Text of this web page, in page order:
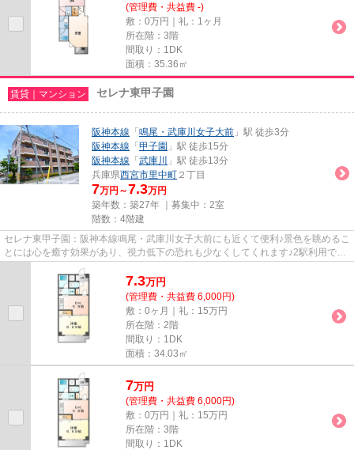
(管理費・共益費 -)
敷：0万円｜礼：1ヶ月
所在階：3階
間取り：1DK
面積：35.36㎡
賃貸｜マンション セレナ東甲子園
阪神本線 「 鳴尾・武庫川女子大前 」駅 徒歩3分
阪神本線 「 甲子園 」駅 徒歩15分
阪神本線 「 武庫川
」駅 徒歩13分
兵庫県西宮市里中町 ２丁目
7万円～7.3万円
築年数：築27年 ｜募集中： 2室
階数：4階建
セレナ東甲子園：阪神本線鳴尾・武庫川女子大前にも近くて便利♪景色を眺めるこ
とには心を癒す効果があり、視力低下の恐れも少なくしてくれます♪2駅利用でき
る場所にあり、行き先に合わ...
7.3万円
(管理費・共益費 6,000円)
敷：0ヶ月｜礼：15万円
所在階：2階
間取り：1DK
面積：34.03㎡
7万円
(管理費・共益費 6,000円)
敷：0万円｜礼：15万円
所在階：3階
間取り：1DK